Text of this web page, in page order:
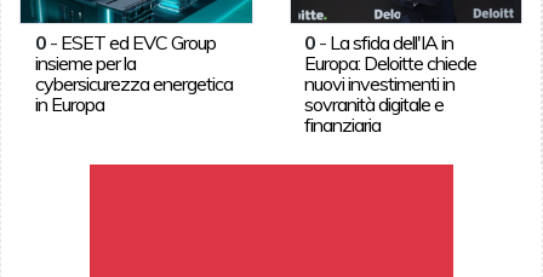
0- ESET ed EVC Group
insieme per la
cybersicurezza energetica
in Europa
0 - La sfida dell'IA in
Europa: Deloitte chiede
nuovi investimenti in
sovranità digitale e
finanziaria